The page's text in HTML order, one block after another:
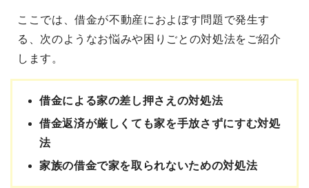
ここでは、借金が不動産におよぼす問題で発生す
る、次のようなお悩みや困りごとの対処法をご紹介
します。
借金による家の差し押さえの対処法
借金返済が厳しくても家を手放さずにすむ対処
法
家族の借金で家を取られないための対処法